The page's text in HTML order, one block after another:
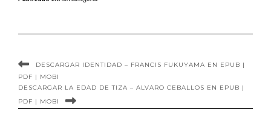
DESCARGAR IDENTIDAD – FRANCIS FUKUYAMA EN EPUB |
PDF | MOBI
DESCARGAR LA EDAD DE TIZA – ALVARO CEBALLOS EN EPUB |
PDF | MOBI